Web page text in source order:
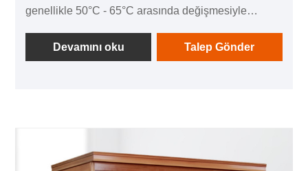
genellikle 50°C - 65°C arasında değişmesiyle
yumuşaktır ve aşırı ısı olmadan detoks yapmayı
tercih edenler için idealdir.
Devamını oku Talep Gönder